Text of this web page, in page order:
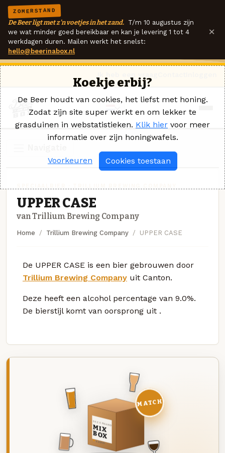
ZOMERSTAND
De Beer ligt met z'n voetjes in het zand. T/m 10 augustus zijn
we wat minder goed bereikbaar en kan je levering 1 tot 4
werkdagen duren. Mailen werkt het snelst:
hello@beerinabox.nl
×
UPPER CASE
van Trillium Brewing Company
Home Trillium Brewing Company UPPER CASE
De UPPER CASE is een bier gebrouwen door
Trillium Brewing Company uit Canton.
Deze heeft een alcohol percentage van 9.0%.
De bierstijl komt van oorsprong uit .
DEZE MAAND
MIX
BOX
8 BIEREN
MATCH
Koekje erbij?
De Beer houdt van cookies, het liefst met honing.
Zodat zijn site super werkt en om lekker te
grasduinen in webstatistieken. Klik hier voor meer
informatie over zijn honingwafels.
Voorkeuren Cookies toestaan